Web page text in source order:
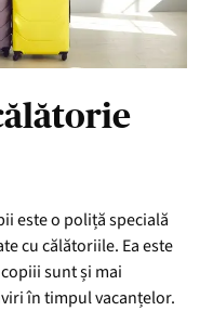
este o poliță specială
cu călătoriile. Ea este
sunt și mai
în timpul vacanțelor.